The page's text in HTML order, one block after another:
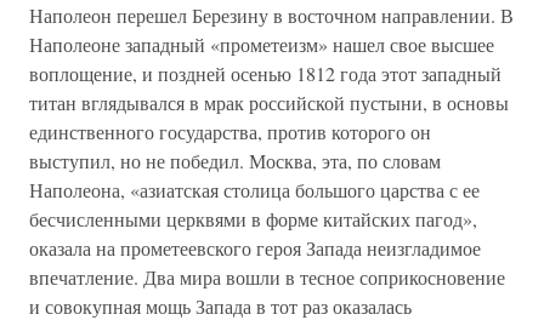
Наполеон перешел Березину в восточном направлении. В
Наполеоне западный «прометеизм» нашел свое высшее
воплощение, и поздней осенью 1812 года этот западный
титан вглядывался в мрак российской пустыни, в основы
единственного государства, против которого он
выступил, но не победил. Москва, эта, по словам
Наполеона, «азиатская столица большого царства с ее
бесчисленными церквями в форме китайских пагод»,
оказала на прометеевского героя Запада неизгладимое
впечатление. Два мира вошли в тесное соприкосновение
и совокупная мощь Запада в тот раз оказалась